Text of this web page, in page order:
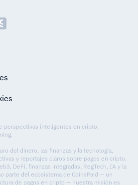
perspectivas inteligentes en cripto,
del dinero, las finanzas y la tecnología,
y reportajes claros sobre pagos en cripto,
DeFi, finanzas integradas, RegTech, IA y la
parte del ecosistema de CoinsPaid — un
de pagos en cripto — nuestra misión es